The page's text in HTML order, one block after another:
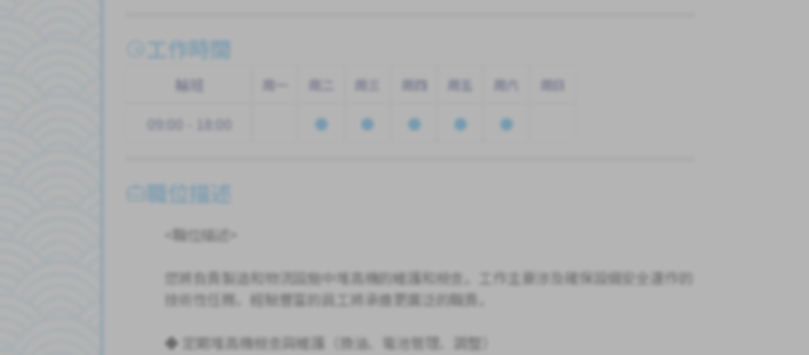
工作時間
輪班 周一 周二 周三 周四 周五 周六 周日
09:00 - 18:00
職位描述
<職位描述>
您將負責製造和物流設施中堆高機的維護和檢查。工作主要涉及確保設備安全運作的
技術性任務，經驗豐富的員工將承擔更廣泛的職責。
◆ 定期堆高機檢查與維護（換油、電池管理、調整）